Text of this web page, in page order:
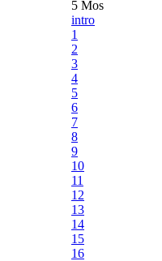
5 Mos
intro
1
2
3
4
5
6
7
8
9
10
11
12
13
14
15
16